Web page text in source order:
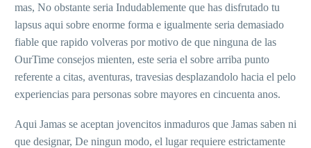
mas, No obstante seri­a Indudablemente que has disfrutado tu
lapsus aqui sobre enorme forma e igualmente seri­a demasiado
fiable que rapido volveras por motivo de que ninguna de las
OurTime consejos mienten, este seri­a el sobre arriba punto
referente a citas, aventuras, travesias desplazandolo hacia el pelo
experiencias para personas sobre mayores en cincuenta anos.
Aqui Jamas se aceptan jovencitos inmaduros que Jamas saben ni
que designar, De ningun modo, el lugar requiere estrictamente